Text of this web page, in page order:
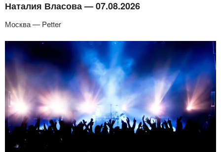
Наталия Власова — 07.08.2026
Москва — Petter